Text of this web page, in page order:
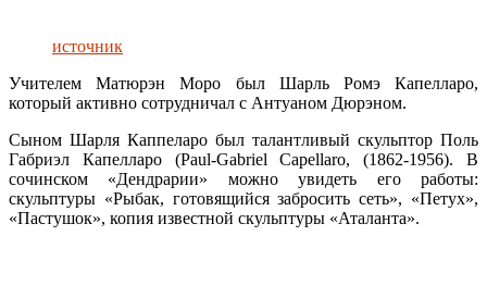
источник
Учителем Матюрэн Моро был Шарль Ромэ Капелларо,
который активно сотрудничал с Антуаном Дюрэном.
Сыном Шарля Каппеларо был талантливый скульптор Поль
Габриэл Капелларо (Paul-Gabriel Capellaro, (1862-1956). В
сочинском «Дендрарии» можно увидеть его работы:
скульптуры «Рыбак, готовящийся забросить сеть», «Петух»,
«Пастушок», копия известной скульптуры «Аталанта».